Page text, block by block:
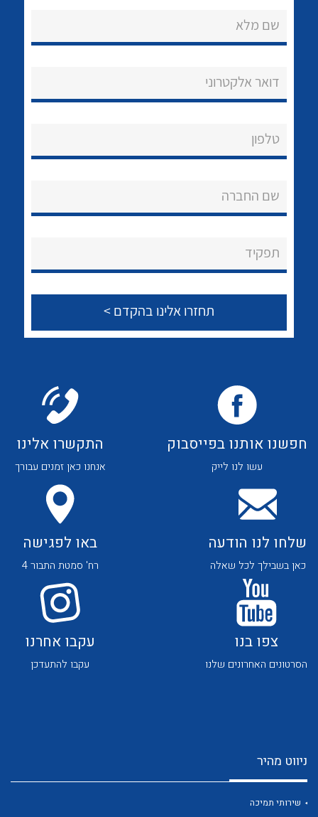
שירותי תמיכה
צור קשר
לכל מוצרי היצרן לכל מוצרי היצרן
לכל מוצרי היצרן
לכל מוצרי היצרן לכל מוצרי היצרן
לכל מוצרי היצרן
שם מלא
דואר אלקטרוני
טלפון
שם החברה
תפקיד
חפשנו אותנו בפייסבוק
עשו לנו לייק
התקשרו אלינו
אנחנו כאן זמנים עבורך
שלחו לנו הודעה
כאן בשבילך לכל שאלה
באו לפגישה
רח' סמטת התבור 4
צפו בנו
הסרטונים האחרונים שלנו
עקבו אחרנו
עקבו להתעדכן
ניווט מהיר
שירותי תמיכה